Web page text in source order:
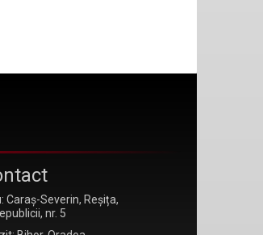
Caraș-Severin, Reșița,
nr. 5